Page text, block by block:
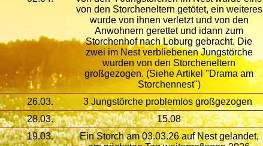
von den Storcheneltern getötet, ein weiteres
wurde von ihnen verletzt und von den
Anwohnern gerettet und idann zum
Storchenhof nach Loburg gebracht. Die
zwei im Nest verbliebenen Jungstörche
wurden von den Storcheneltern
großgezogen. (Siehe Artikel "Drama am
Storchennest")
26.03. 3 Jungstörche problemlos großgezogen
28.03.
15.08
19.03.
Ein Storch am 03.03.26 auf Nest gelandet,